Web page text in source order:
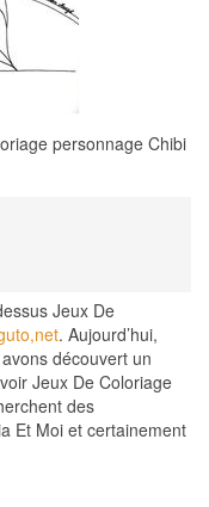
personnage Chibi
Jeux De
. Aujourd’hui,
découvert un
Jeux De Coloriage
des
Et Moi et certainement